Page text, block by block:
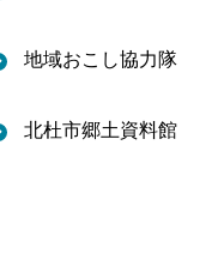
地域おこし協力隊
北杜市郷土資料館